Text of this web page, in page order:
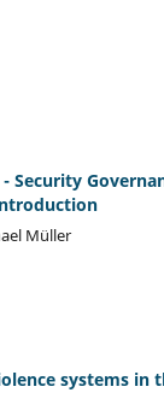
Security
Müller
systems in